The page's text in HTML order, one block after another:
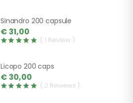
Sinandro 200 capsule
€ 31,00
( 1 Review )
Licopo 200 caps
€ 30,00
( 2 Reviews )